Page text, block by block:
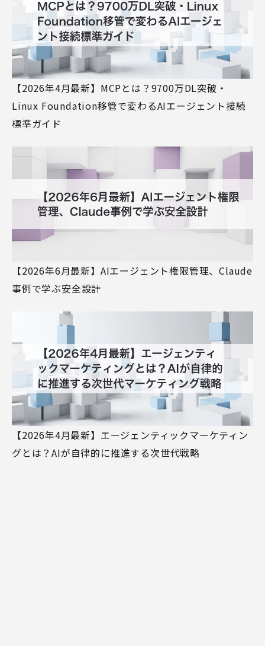
【2026年4月最新】MCPとは？9700万DL突破・
Linux Foundation移管で変わるAIエージェント接続
標準ガイド
【2026年6月最新】AIエージェント権限管理、Claude
事例で学ぶ安全設計
【2026年4月最新】エージェンティックマーケティン
グとは？AIが自律的に推進する次世代戦略